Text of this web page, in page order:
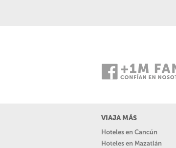
VIAJA MÁS
Hoteles en Cancún
Hoteles en Mazatlán